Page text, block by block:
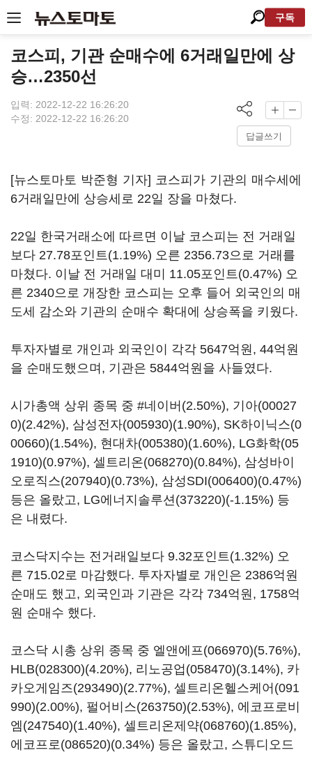
구독
코스피, 기관 순매수에 6거래일만에 상
승…2350선
입력: 2022-12-22 16:26:20
수정: 2022-12-22 16:26:20
답글쓰기
[뉴스토마토 박준형 기자] 코스피가 기관의 매수세에
6거래일만에 상승세로 22일 장을 마쳤다.
22일 한국거래소에 따르면 이날 코스피는 전 거래일
보다 27.78포인트(1.19%) 오른 2356.73으로 거래를
마쳤다. 이날 전 거래일 대미 11.05포인트(0.47%) 오
른 2340으로 개장한 코스피는 오후 들어 외국인의 매
도세 감소와 기관의 순매수 확대에 상승폭을 키웠다.
투자자별로 개인과 외국인이 각각 5647억원, 44억원
을 순매도했으며, 기관은 5844억원을 사들였다.
시가총액 상위 종목 중 #네이버(2.50%), 기아(00027
0)(2.42%), 삼성전자(005930)(1.90%), SK하이닉스(0
00660)(1.54%), 현대차(005380)(1.60%), LG화학(05
1910)(0.97%), 셀트리온(068270)(0.84%), 삼성바이
오로직스(207940)(0.73%), 삼성SDI(006400)(0.47%)
등은 올랐고, LG에너지솔루션(373220)(-1.15%) 등
은 내렸다.
코스닥지수는 전거래일보다 9.32포인트(1.32%) 오
른 715.02로 마감했다. 투자자별로 개인은 2386억원
순매도 했고, 외국인과 기관은 각각 734억원, 1758억
원 순매수 했다.
코스닥 시총 상위 종목 중 엘앤에프(066970)(5.76%),
HLB(028300)(4.20%), 리노공업(058470)(3.14%), 카
카오게임즈(293490)(2.77%), 셀트리온헬스케어(091
990)(2.00%), 펄어비스(263750)(2.53%), 에코프로비
엠(247540)(1.40%), 셀트리온제약(068760)(1.85%),
에코프로(086520)(0.34%) 등은 올랐고, 스튜디오드